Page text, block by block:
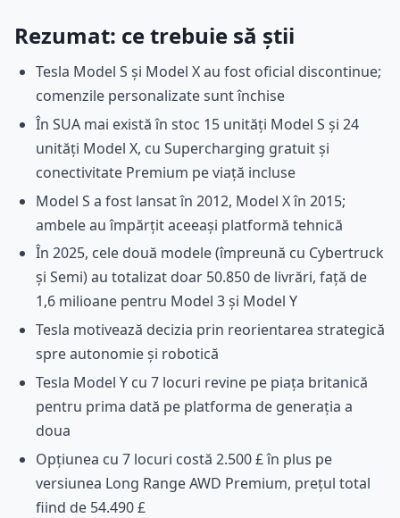
Rezumat: ce trebuie să știi
Tesla Model S și Model X au fost oficial discontinue;
comenzile personalizate sunt închise
În SUA mai există în stoc 15 unități Model S și 24
unități Model X, cu Supercharging gratuit și
conectivitate Premium pe viață incluse
Model S a fost lansat în 2012, Model X în 2015;
ambele au împărțit aceeași platformă tehnică
În 2025, cele două modele (împreună cu Cybertruck
și Semi) au totalizat doar 50.850 de livrări, față de
1,6 milioane pentru Model 3 și Model Y
Tesla motivează decizia prin reorientarea strategică
spre autonomie și robotică
Tesla Model Y cu 7 locuri revine pe piața britanică
pentru prima dată pe platforma de generația a
doua
Opțiunea cu 7 locuri costă 2.500 £ în plus pe
versiunea Long Range AWD Premium, prețul total
fiind de 54.490 £